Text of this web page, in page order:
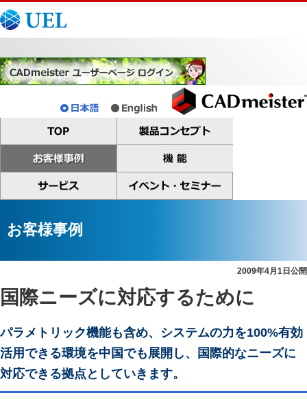
お客様事例
2009年4月1日公開
国際ニーズに対応するために
パラメトリック機能も含め、システムの力を100%有効
活用できる環境を中国でも展開し、国際的なニーズに
対応できる拠点としていきます。